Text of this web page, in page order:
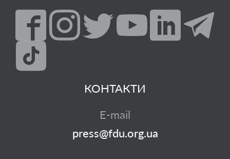
КОНТАКТИ
E-mail
press@fdu.org.ua